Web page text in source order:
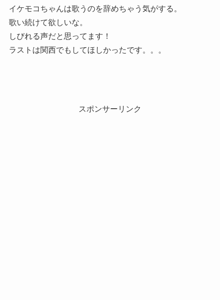
イケモコちゃんは歌うのを辞めちゃう気がする。
歌い続けて欲しいな。
しびれる声だと思ってます！
ラストは関西でもしてほしかったです。。。
スポンサーリンク